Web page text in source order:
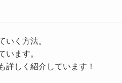
いく方法。
います。
詳しく紹介しています！